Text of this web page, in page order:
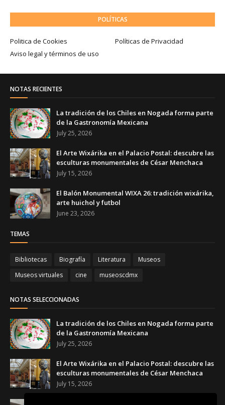
POLÍTICAS
Politica de Cookies
Políticas de Privacidad
Aviso legal y términos de uso
NOTAS RECIENTES
La tradición de los Chiles en Nogada forma parte
de la Gastronomía Mexicana
July 25, 2026
El Arte Wixárika en el Palacio Postal: descubre las
esculturas monumentales de César Menchaca
July 15, 2026
El Balón Monumental WIXA 26: tradición wixárika,
arte huichol y futbol
June 23, 2026
TEMAS
Bibliotecas Biografía Literatura
Museos
Museos virtuales
cine museoscdmx
NOTAS SELECCIONADAS
La tradición de los Chiles en Nogada forma parte
de la Gastronomía Mexicana
July 25, 2026
El Arte Wixárika en el Palacio Postal: descubre las
esculturas monumentales de César Menchaca
July 15, 2026